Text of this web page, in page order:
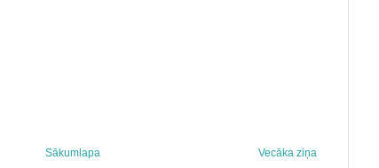
Vecāka ziņa
Sākumlapa